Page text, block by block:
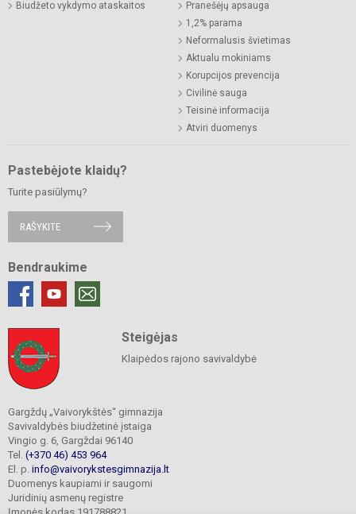
Biudžeto vykdymo ataskaitos
Pranešėjų apsauga
1,2% parama
Neformalusis švietimas
Aktualu mokiniams
Korupcijos prevencija
Civilinė sauga
Teisinė informacija
Atviri duomenys
Pastebėjote klaidų?
Turite pasiūlymų?
RAŠYKITE
Bendraukime
Steigėjas
Klaipėdos rajono savivaldybė
Gargždų „Vaivorykštės“ gimnazija
Savivaldybės biudžetinė įstaiga
Vingio g. 6, Gargždai 96140
Tel. (+370 46) 453 964
El. p. info@vaivorykstesgimnazija.lt
Duomenys kaupiami ir saugomi
Juridinių asmenų registre